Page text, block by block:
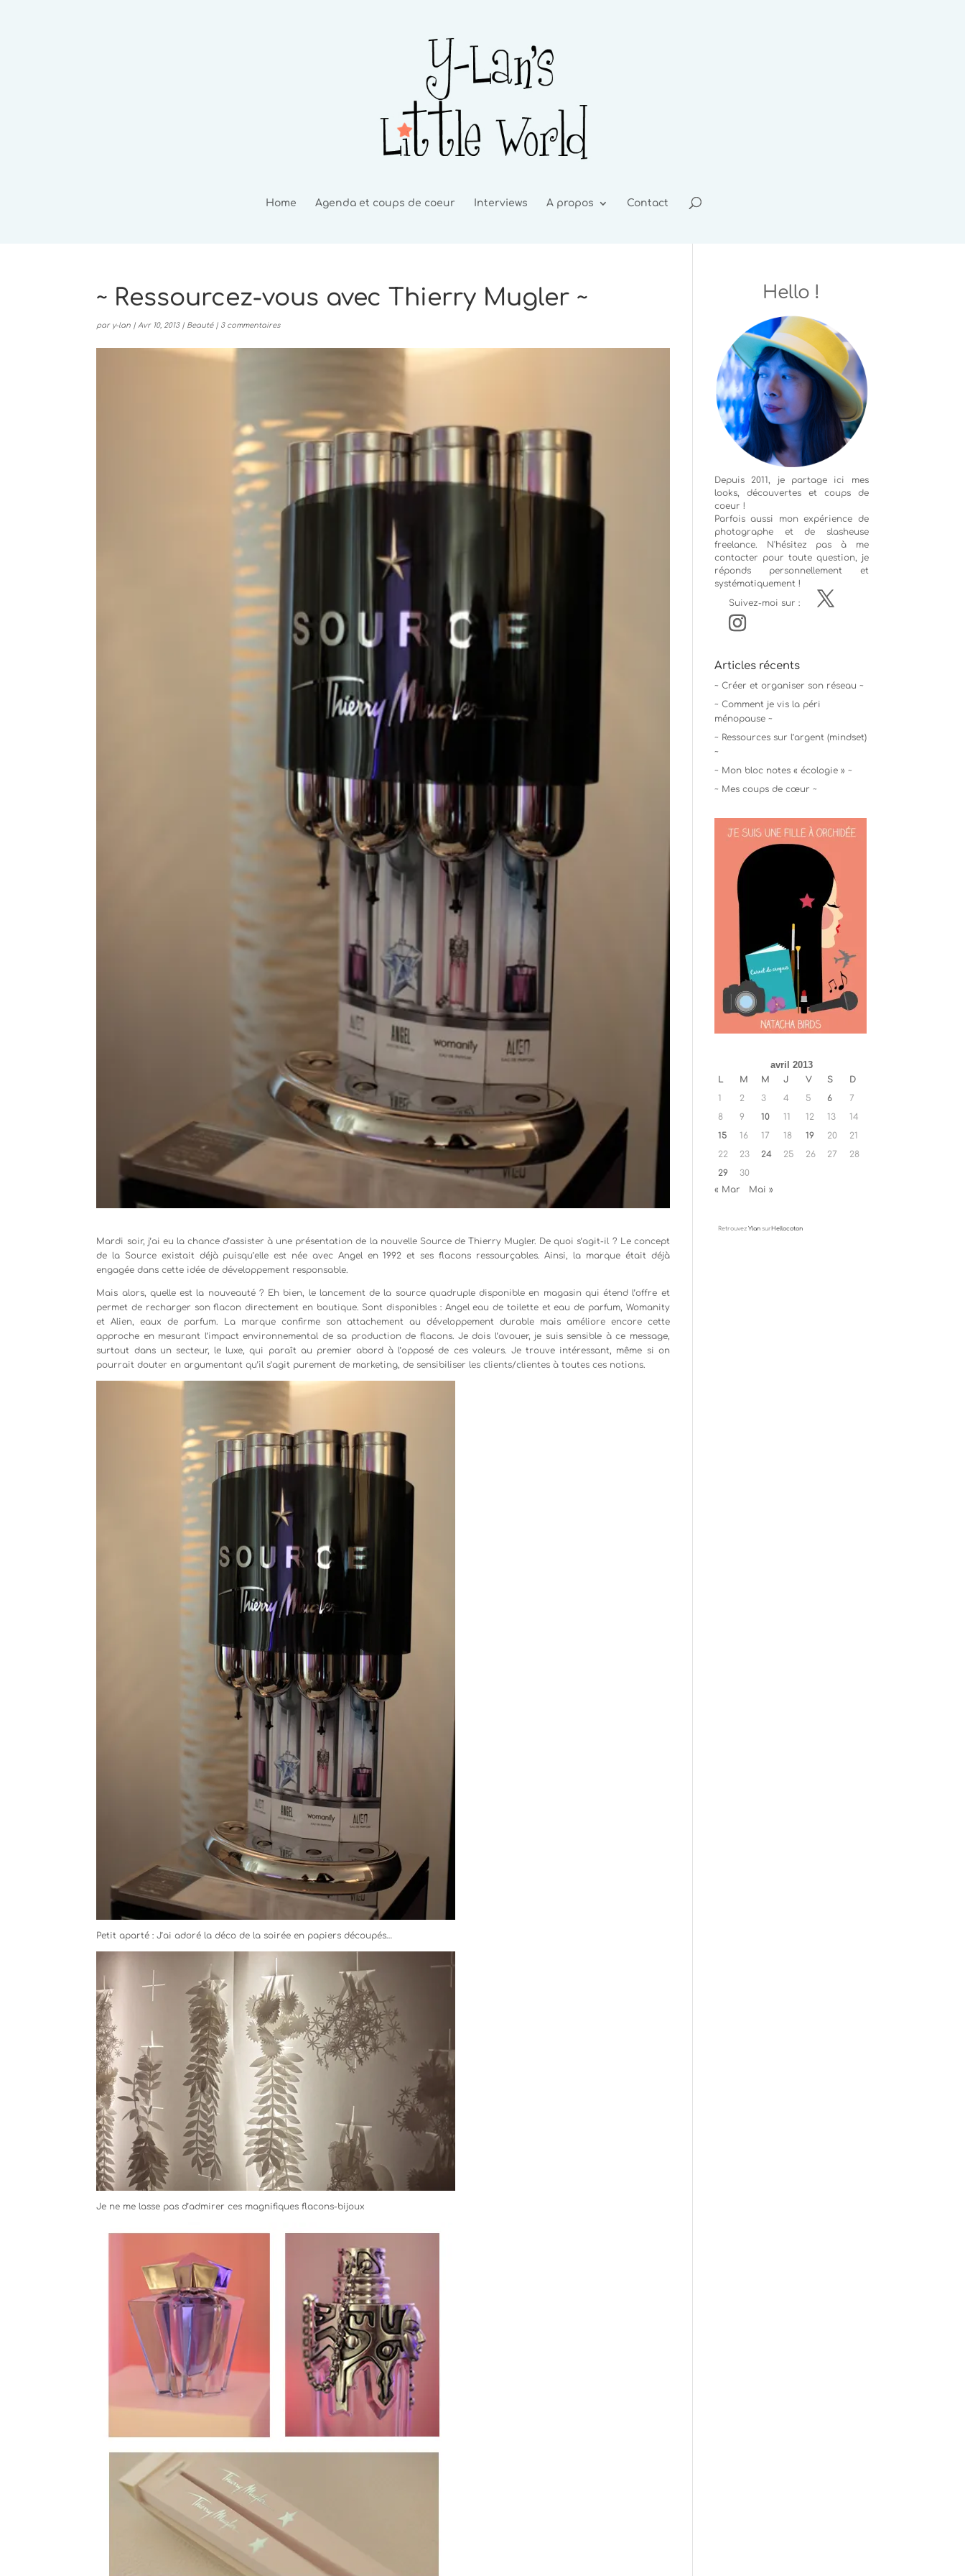
Home Agenda et coups de coeur Interviews A propos Contact
~ Ressourcez-vous avec Thierry Mugler ~
par y-lan | Avr 10, 2013| Beauté| 3 commentaires
Mardi soir, j’ai eu la chance d’assister à une présentation de la nouvelle Source de Thierry Mugler. De quoi s’agit-il ? Le concept
de la Source existait déjà puisqu’elle est née avec Angel en 1992 et ses flacons ressourçables. Ainsi, la marque était déjà
engagée dans cette idée de développement responsable.
Mais alors, quelle est la nouveauté ? Eh bien, le lancement de la source quadruple disponible en magasin qui étend l’offre et
permet de recharger son flacon directement en boutique. Sont disponibles : Angel eau de toilette et eau de parfum, Womanity
et Alien, eaux de parfum. La marque confirme son attachement au développement durable mais améliore encore cette
approche en mesurant l’impact environnemental de sa production de flacons. Je dois l’avouer, je suis sensible à ce message,
surtout dans un secteur, le luxe, qui paraît au premier abord à l’opposé de ces valeurs. Je trouve intéressant, même si on
pourrait douter en argumentant qu’il s’agit purement de marketing, de sensibiliser les clients/clientes à toutes ces notions.
Petit aparté : J’ai adoré la déco de la soirée en papiers découpés…
Je ne me lasse pas d’admirer ces magnifiques flacons-bijoux
Hello !
Depuis 2011, je partage ici mes
looks, découvertes et coups de
coeur !
Parfois aussi mon expérience de
photographeet de slasheuse
freelance. N'hésitez pas à me
contacter pour toute question, je
réponds personnellement et
systématiquement !
Suivez-moi sur :
Articles récents
~ Créer et organiser son réseau ~
~ Comment je vis la péri
ménopause ~
~ Ressources sur l’argent (mindset)
~
~ Mon bloc notes « écologie » ~
~ Mes coups de cœur ~
avril 2013
L M M J V S
D
1
2 3 4 5 6
7
8
9 10 11 12 13
14
15
16 17 18 19 20
21
22
23 24 25 26 27
28
29
30
« Mar
Mai »
Retrouvez Ylansur Hellocoton